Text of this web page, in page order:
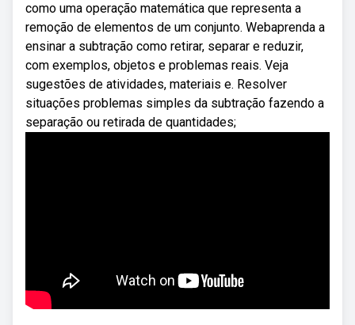
como uma operação matemática que representa a
remoção de elementos de um conjunto. Webaprenda a
ensinar a subtração como retirar, separar e reduzir,
com exemplos, objetos e problemas reais. Veja
sugestões de atividades, materiais e. Resolver
situações problemas simples da subtração fazendo a
separação ou retirada de quantidades;